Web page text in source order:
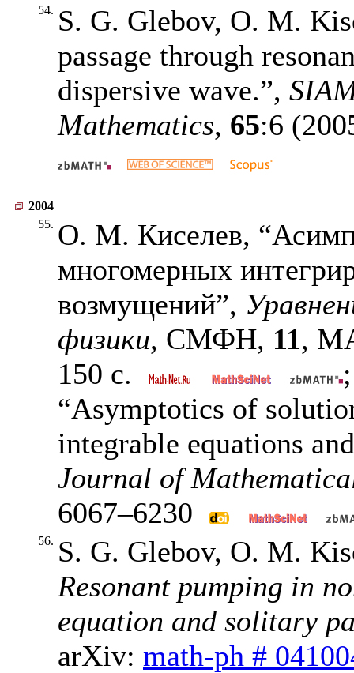
54. S. G. Glebov, O. M.
passage through
dispersive wave.”,
Mathematics, 65:6
2004
55. О. М. Киселев,
многомерных
возмущений”,
физики, СМФН, 11,
150 с.
“Asymptotics of
integrable equations
Journal of
6067–6230
56. S. G. Glebov, O. M.
Resonant pumping in
equation and solitary
arXiv: math-ph #